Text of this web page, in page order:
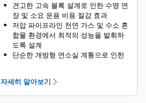
견고한 고속 블록 설계로 인한 수명 연
장 및 소요 운용 비용 절감 효과
저압 파이프라인 천연 가스 및 수소 혼
합물 환경에서 최적의 성능을 발휘하
도록 설계
단순한 개방형 연소실 계통으로 인한
연료 비율 제어 기능으로 배기가스 배
출 저감 및 엔진 효율 향상
자세히 알아보기